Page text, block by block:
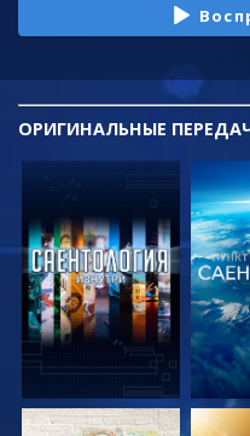
ОРИГИНАЛЬНЫЕ